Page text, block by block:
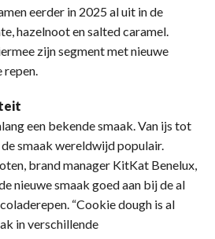
eerder in 2025 al uit in de
hazelnoot en salted caramel.
zijn segment met nieuwe
een bekende smaak. Van ijs tot
smaak wereldwijd populair.
brand manager KitKat Benelux,
nieuwe smaak goed aan bij de al
“Cookie dough is al
in verschillende